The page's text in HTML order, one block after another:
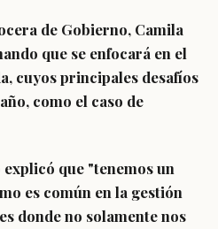
de Gobierno, Camila
que se enfocará en el
cuyos principales desafíos
como el caso de
que "tenemos un
es común en la gestión
donde no solamente nos